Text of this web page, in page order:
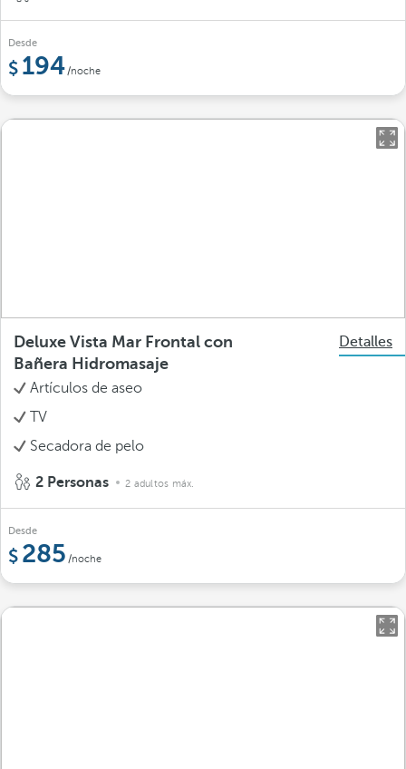
Desde
194/noche
Deluxe Vista Mar Frontal con
Bañera Hidromasaje
Detalles
Artículos de aseo
TV
Secadora de pelo
2 Personas 2 adultos máx.
Desde
285 /noche